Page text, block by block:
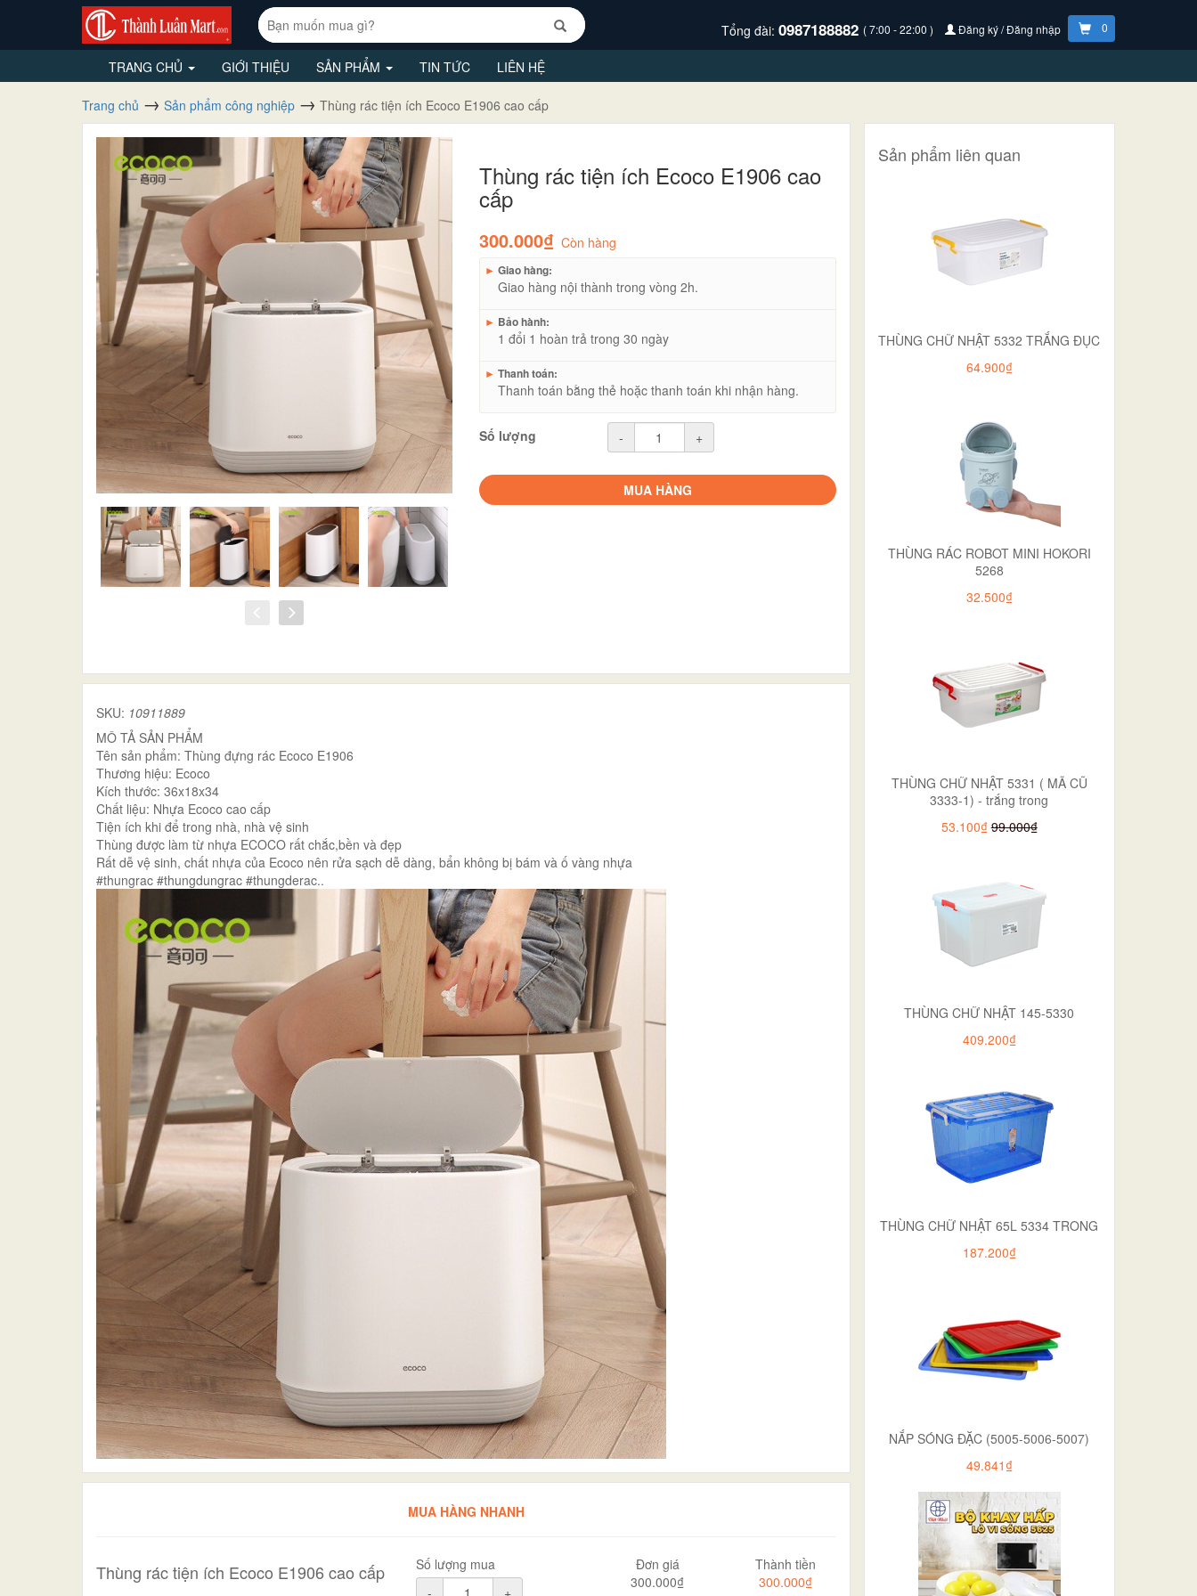
Tổng đài: 0987188882 ( 7:00 - 22:00 ) Đăng ký / Đăng nhập 0
TRANG CHỦ GIỚI THIỆU SẢN PHẨM TIN TỨC LIÊN HỆ
Trang chủ Sản phẩm công nghiệp Thùng rác tiện ích Ecoco E1906 cao cấp
Thùng rác tiện ích Ecoco E1906 cao
cấp
300.000₫ Còn hàng
► Giao hàng:
Giao hàng nội thành trong vòng 2h.
► Bảo hành:
1 đổi 1 hoàn trả trong 30 ngày
► Thanh toán:
Thanh toán bằng thẻ hoặc thanh toán khi nhận hàng.
Số lượng - +
MUA HÀNG
SKU: 10911889
MÔ TẢ SẢN PHẨM
Tên sản phẩm: Thùng đựng rác Ecoco E1906
Thương hiệu: Ecoco
Kích thước: 36x18x34
Chất liệu: Nhựa Ecoco cao cấp
Tiện ích khi để trong nhà, nhà vệ sinh
Thùng được làm từ nhựa ECOCO rất chắc,bền và đẹp
Rất dễ vệ sinh, chất nhựa của Ecoco nên rửa sạch dễ dàng, bẩn không bị bám và ố vàng nhựa
#thungrac #thungdungrac #thungderac..
MUA HÀNG NHANH
Thùng rác tiện ích Ecoco E1906 cao cấp
Số lượng mua
-
+
Đơn giá
300.000₫
Thành tiền
300.000₫
Sản phẩm liên quan
THÙNG CHỮ NHẬT 5332 TRẮNG ĐỤC
64.900₫
THÙNG RÁC ROBOT MINI HOKORI
5268
32.500₫
THÙNG CHỮ NHẬT 5331 ( MÃ CŨ
3333-1) - trắng trong
53.100₫ 99.000₫
THÙNG CHỮ NHẬT 145-5330
409.200₫
THÙNG CHỮ NHẬT 65L 5334 TRONG
187.200₫
NẮP SÓNG ĐẶC (5005-5006-5007)
49.841₫